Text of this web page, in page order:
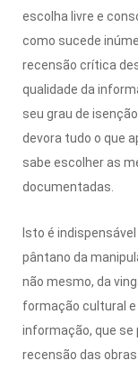
escolha livre e
como sucede
recensão crítica
qualidade da
seu grau de
devora tudo o que
sabe escolher as
documentadas.
Isto é
pântano da
não mesmo, da
formação cultural e
informação, que se
recensão das